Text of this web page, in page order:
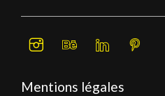
Mentions légales